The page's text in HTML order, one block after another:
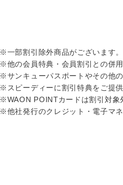
※一部割引除外商品がございます。
※他の会員特典・会員割引との併用
※サンキューパスポートやその他
※スピーディーに割引特典をご提
※WAON POINTカードは割引対象
※他社発行のクレジット・電子マ